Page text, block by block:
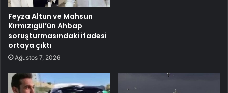
Feyza Altun ve Mahsun
Kırmızıgül’ün Ahbap
soruşturmasındaki ifadesi
ortaya çıktı
Ağustos 7, 2026